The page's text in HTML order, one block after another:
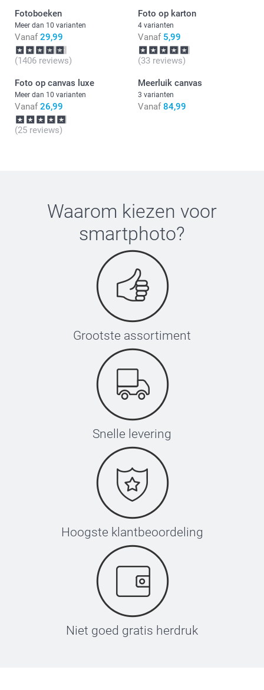
Wat zijn de precieze afmetingen van de canvassen in mijn
compositie?
Fotoboeken
Meer dan 10 varianten
Vanaf 29,99
(1406 reviews)
Foto op karton
4 varianten
Vanaf 5,99
(33 reviews)
Foto op canvas luxe
Meer dan 10 varianten
Vanaf 26,99
(25 reviews)
Meerluik canvas
3 varianten
Vanaf 84,99
Waarom kiezen voor
smartphoto?
Grootste assortiment
Snelle levering
Hoogste klantbeoordeling
Niet goed gratis herdruk